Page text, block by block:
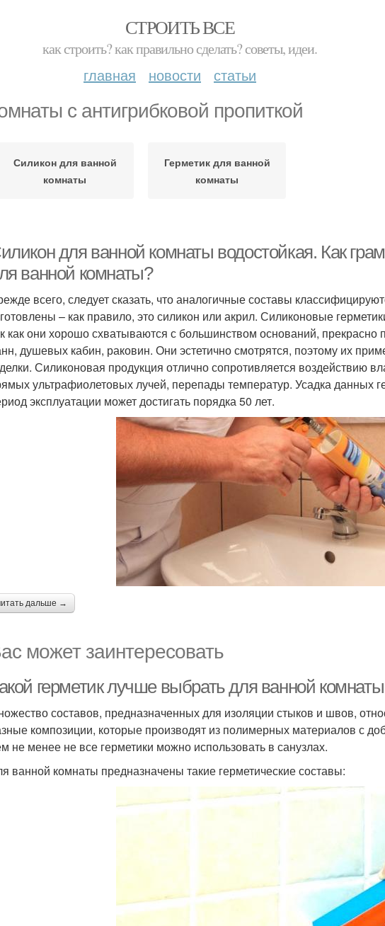
СТРОИТЬ ВСЕ
как строить? как правильно сделать? советы, идеи.
главная новости статьи
с антигрибковой пропиткой
Силикон для ванной
комнаты
Герметик для ванной
комнаты
для ванной комнаты водостойкая. Как
ванной комнаты?
всего, следует сказать, что аналогичные составы
– как правило, это силикон или акрил. Силиконовые
как они хорошо схватываются с большинством оснований,
душевых кабин, раковин. Они эстетично смотрятся, поэтому их
Силиконовая продукция отлично сопротивляется воздействию
ультрафиолетовых лучей, перепады температур. Усадка данных
эксплуатации может достигать порядка 50 лет.
дальше →
может заинтересовать
герметик лучше выбрать для ванной
составов, предназначенных для изоляции стыков и швов,
композиции, которые производят из полимерных материалов с
не менее не все герметики можно использовать в санузлах.
ванной комнаты предназначены такие герметические составы: